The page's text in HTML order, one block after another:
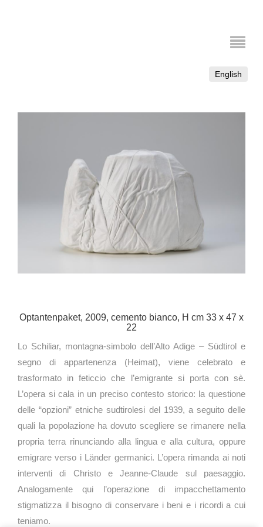
English
Optantenpaket, 2009, cemento bianco, H cm 33 x 47 x
22
Lo Schiliar, montagna-simbolo dell’Alto Adige – Südtirol e
segno di appartenenza (Heimat), viene celebrato e
trasformato in feticcio che l’emigrante si porta con sè.
L’opera si cala in un preciso contesto storico: la questione
delle “opzioni” etniche sudtirolesi del 1939, a seguito delle
quali la popolazione ha dovuto scegliere se rimanere nella
propria terra rinunciando alla lingua e alla cultura, oppure
emigrare verso i Länder germanici. L’opera rimanda ai noti
interventi di Christo e Jeanne-Claude sul paesaggio.
Analogamente qui l’operazione di impacchettamento
stigmatizza il bisogno di conservare i beni e i ricordi a cui
teniamo.